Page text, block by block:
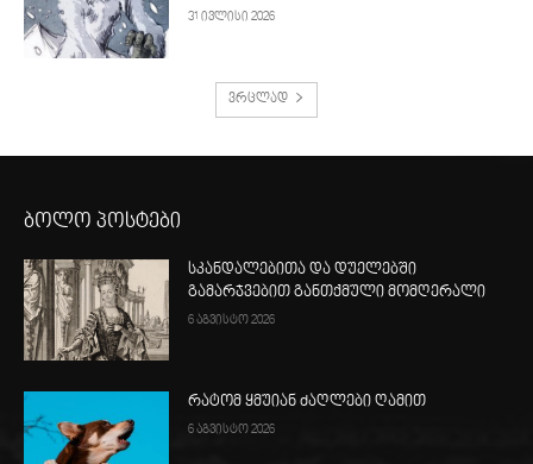
31 ივლისი 2026
ვრცლად
ბოლო პოსტები
სკანდალებითა და დუელებში
გამარჯვებით განთქმული მომღერალი
6 აგვისტო 2026
რატომ ყმუიან ძაღლები ღამით
6 აგვისტო 2026